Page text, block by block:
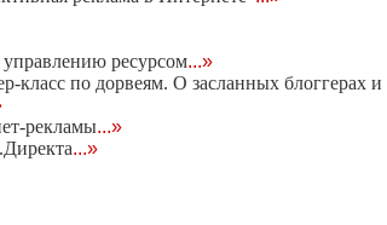
ресурсом...»
по дорвеям. О засланных блоггерах и
рекламы...»
...»